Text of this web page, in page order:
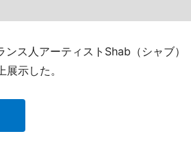
ス人アーティストShab（シャブ）
示した。